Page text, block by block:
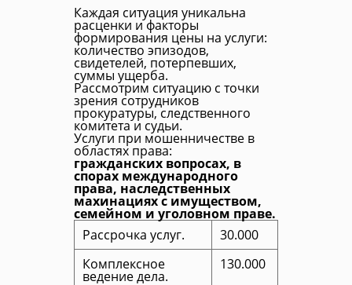
Каждая ситуация уникальна
расценки и факторы
формирования цены на услуги:
количество эпизодов,
свидетелей, потерпевших,
суммы ущерба.
Рассмотрим ситуацию с точки
зрения сотрудников
прокуратуры, следственного
комитета и судьи.
Услуги при мошенничестве в
областях права:
гражданских вопросах, в
спорах международного
права, наследственных
махинациях с имуществом,
семейном и уголовном праве.
Рассрочка услуг.
30.000
Комплексное
ведение дела.
130.000